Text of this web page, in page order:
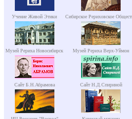
Учение Живой Этики Сибирское Рериховское
Музей Рериха Новосибирск Музей Рериха Верх-Уймон
Сайт Б.Н.Абрамова Сайт Н.Д.Спириной